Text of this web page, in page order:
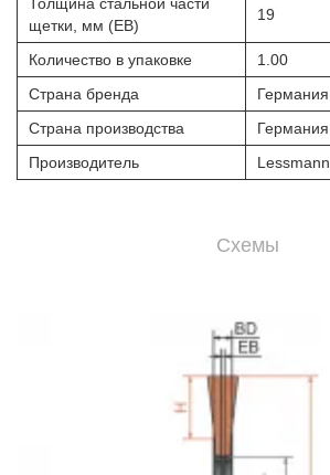
щетки, мм (EB)
19
Количество в упаковке
1.00
Страна бренда
Германия
Страна производства
Германия
Производитель
Lessmann
Схемы